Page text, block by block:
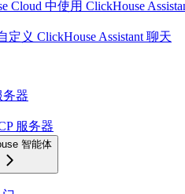
Cloud 中使用 ClickHouse
定义 ClickHouse Assistant 聊天
务器
服务器
智能体